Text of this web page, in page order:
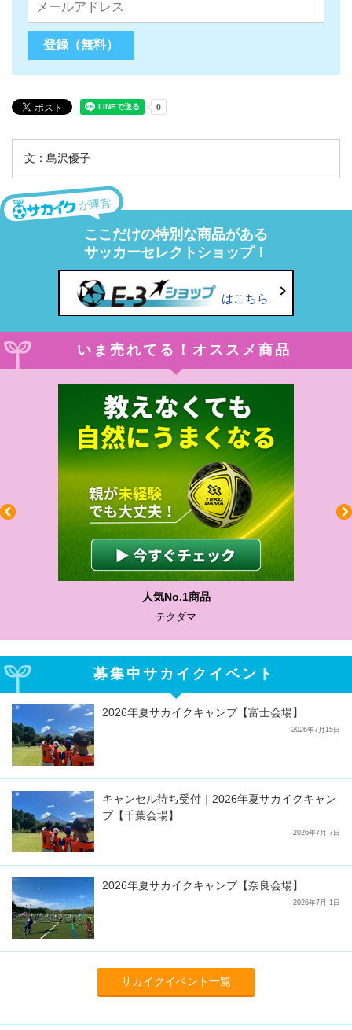
文：島沢優子
が運営
ここだけの特別な商品がある
サッカーセレクトショップ！
はこちら
いま売れてる！オススメ商品
わかりやすい質問に沿って書ける
サカイクサッカーノート
募集中サカイクイベント
2026年夏サカイクキャンプ【富士会場】
2026年7月15日
キャンセル待ち受付｜2026年夏サカイクキャン
プ【千葉会場】
2026年7月 7日
2026年夏サカイクキャンプ【奈良会場】
2026年7月 1日
サカイクイベント一覧